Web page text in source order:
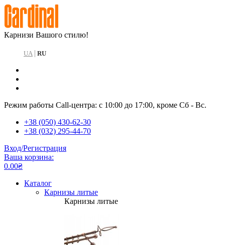
Карнизи Вашого стилю!
UA | RU
Режим работы Call-центра: с 10:00 до 17:00, кроме Сб - Вс.
+38 (050) 430-62-30
+38 (032) 295-44-70
Вход/Регистрация
Ваша корзина:
0.00₴
Каталог
Карнизы литые
Карнизы литые